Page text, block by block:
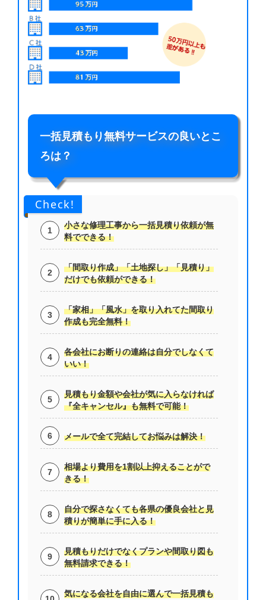
一括見積もり無料サービスの良いとこ
ろは？
Check!
小さな修理工事から一括見積り依頼が無
料でできる！
「間取り作成」「土地探し」「見積り」
だけでも依頼ができる！
「家相」「風水」を取り入れてた間取り
作成も完全無料！
各会社にお断りの連絡は自分でしなくて
いい！
見積もり金額や会社が気に入らなければ
『全キャンセル』も無料で可能！
メールで全て完結してお悩みは解決！
相場より費用を1割以上抑えることがで
きる！
自分で探さなくても各県の優良会社と見
積りが簡単に手に入る！
見積もりだけでなくプランや間取り図も
無料請求できる！
気になる会社を自由に選んで一括見積も